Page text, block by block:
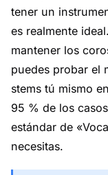
tener un
es realmente
mantener los
puedes probar el
stems tú mismo
95 % de los
estándar de
necesitas.